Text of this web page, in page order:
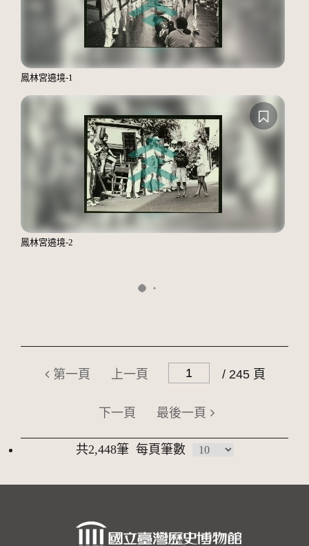
鳳林宮遶境-1
鳳林宮遶境-2
第一頁 上一頁 / 245 頁
下一頁 最後一頁
共2,448筆 每頁筆數